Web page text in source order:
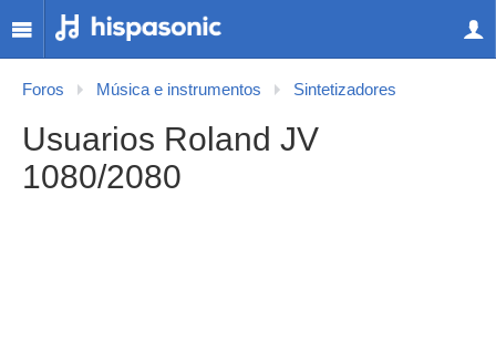
Foros Música e instrumentos Sintetizadores
Usuarios Roland JV
1080/2080